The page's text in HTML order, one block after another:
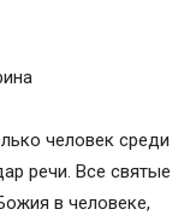
человек среди
речи. Все святые
в человеке,